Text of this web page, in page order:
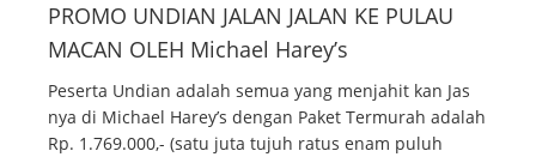
PROMO UNDIAN JALAN JALAN KE PULAU
MACAN OLEH Michael Harey’s
Peserta Undian adalah semua yang menjahit kan Jas
nya di Michael Harey’s dengan Paket Termurah adalah
Rp. 1.769.000,- (satu juta tujuh ratus enam puluh